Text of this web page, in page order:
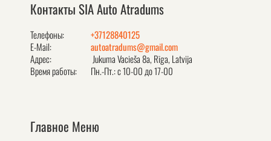
Контакты SIA Auto Atradums
Телефоны:
+37128840125
E-Mail:
autoatradums@gmail.com
Адрес:
Jukuma Vacieša 8a, Rīga, Latvija
Время работы:
Пн.-Пт.: с 10-00 до 17-00
Главное Меню